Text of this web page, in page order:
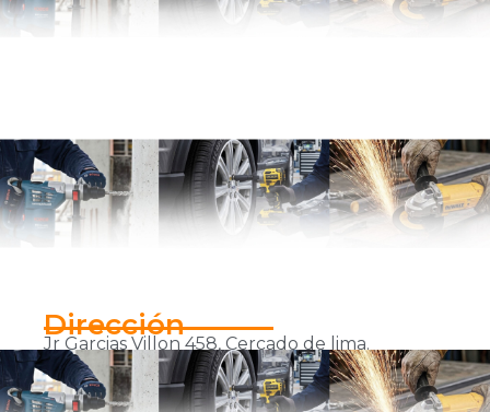
Dirección
Jr Garcias Villon 458, Cercado de lima.